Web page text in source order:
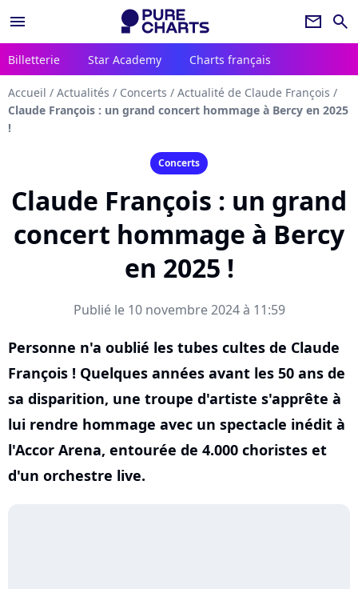
menu newsletter search
Billetterie Star Academy Charts français
Accueil / Actualités / Concerts / Actualité de Claude François /
Claude François : un grand concert hommage à Bercy en 2025
!
Concerts
Claude François : un grand
concert hommage à Bercy
en 2025 !
Publié le 10 novembre 2024 à 11:59
Personne n'a oublié les tubes cultes de Claude
François ! Quelques années avant les 50 ans de
sa disparition, une troupe d'artiste s'apprête à
lui rendre hommage avec un spectacle inédit à
l'Accor Arena, entourée de 4.000 choristes et
d'un orchestre live.